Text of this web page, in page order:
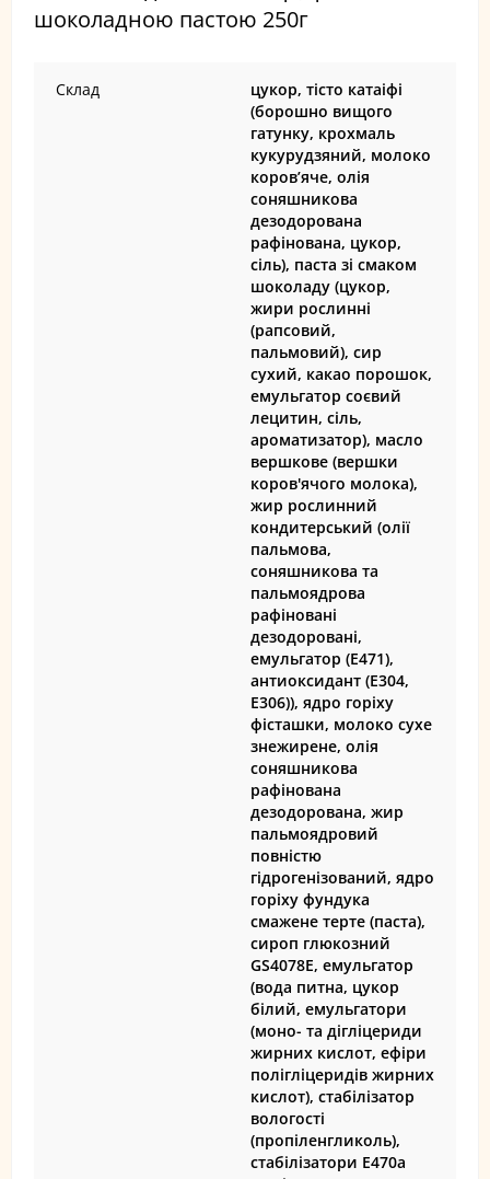
шоколадною пастою 250г
Склад
цукор, тісто катаіфі
(борошно вищого
гатунку, крохмаль
кукурудзяний, молоко
коров’яче, олія
соняшникова
дезодорована
рафінована, цукор,
сіль), паста зі смаком
шоколаду (цукор,
жири рослинні
(рапсовий,
пальмовий), сир
сухий, какао порошок,
емульгатор соєвий
лецитин, сіль,
ароматизатор), масло
вершкове (вершки
коров'ячого молока),
жир рослинний
кондитерський (олії
пальмова,
соняшникова та
пальмоядрова
рафіновані
дезодоровані,
емульгатор (Е471),
антиоксидант (Е304,
Е306)), ядро горіху
фісташки, молоко сухе
знежирене, олія
соняшникова
рафінована
дезодорована, жир
пальмоядровий
повністю
гідрогенізований, ядро
горіху фундука
смажене терте (паста),
сироп глюкозний
GS4078E, емульгатор
(вода питна, цукор
білий, емульгатори
(моно- та дігліцериди
жирних кислот, ефіри
полігліцеридів жирних
кислот), стабілізатор
вологості
(пропіленгликоль),
стабілізатори Е470а